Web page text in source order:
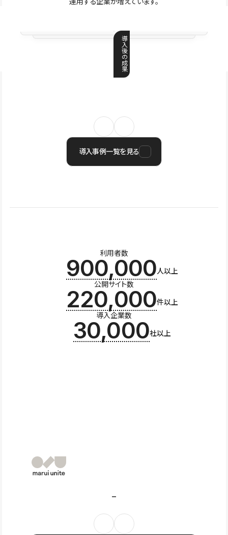
導
入
後
の
成
果
導入事例一覧を見る
利用者数
900,000人以上
公開サイト数
220,000件以上
導入企業数
30,000社以上